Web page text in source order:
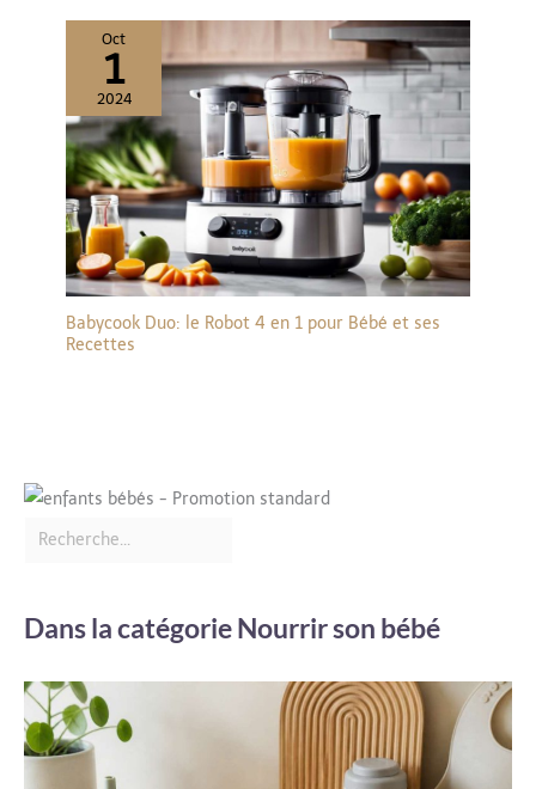
Oct
1
2024
Babycook Duo: le Robot 4 en 1 pour Bébé et ses
Recettes
Dans la catégorie Nourrir son bébé